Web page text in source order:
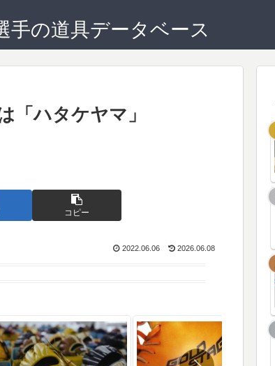
手の道具データベース
「ハタケヤマ」
コピー
2022.06.06 2026.06.08